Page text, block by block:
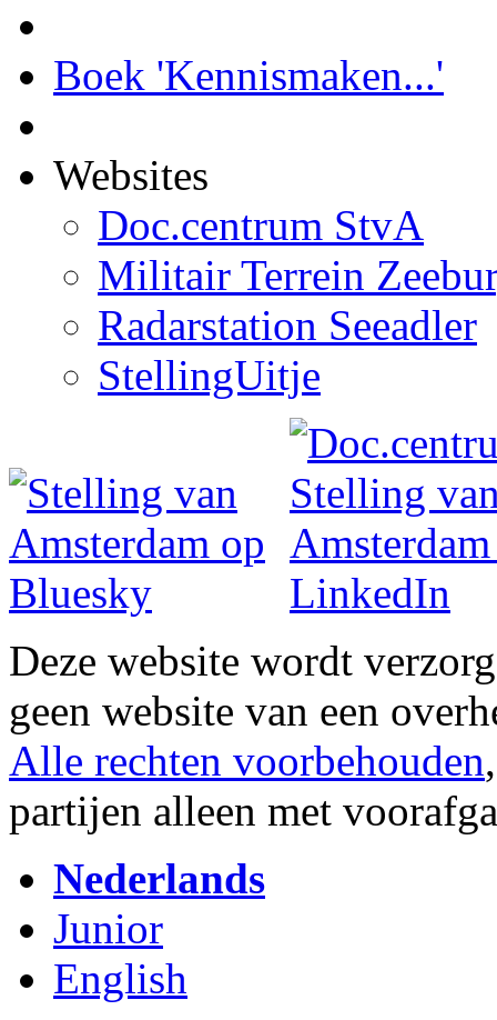
Boek 'Kennismaken...'
Websites
Doc.centrum StvA
Militair Terrein
Radarstation Seeadler
StellingUitje
Deze website wordt
geen website van een
Alle rechten voorbehouden
partijen alleen met
Nederlands
Junior
English